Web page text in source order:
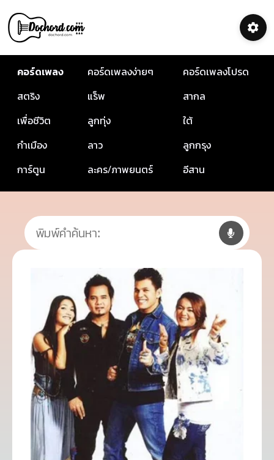
คอร์ดเพลง คอร์ดเพลงง่ายๆ
คอร์ดเพลงโปรด
สตริง
แร็พ
สากล
เพื่อชีวิต
ลูกทุ่ง
ใต้
กำเมือง
ลาว
ลูกกรุง
การ์ตูน
ละคร/ภาพยนตร์ อีสาน